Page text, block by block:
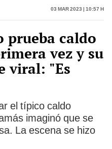
03 Mar 2023 | 10:57 h
prueba caldo
vez y su
viral: "Es
el típico caldo
imaginó que se
La escena se hizo